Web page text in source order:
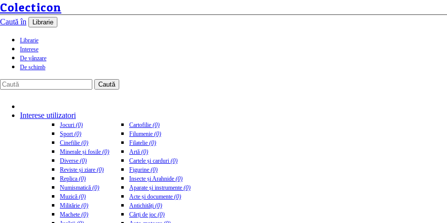
Colecticon
Caută în Librarie
Librarie
Interese
De vânzare
De schimb
Caută
Interese utilizatori
Jocuri (0)
Sport(0)
Cinefilie (0)
Minerale și fosile (0)
Diverse (0)
Reviste și ziare (0)
Replica (0)
Numismatică (0)
Muzică (0)
Militărie (0)
Machete (0)
Cartofilie (0)
Filumenie (0)
Filatelie (0)
Artă (0)
Cartele și carduri (0)
Figurine (0)
Insecte și Arahnide (0)
Aparate și instrumente (0)
Acte și documente (0)
Antichități (0)
Cărți de joc (0)